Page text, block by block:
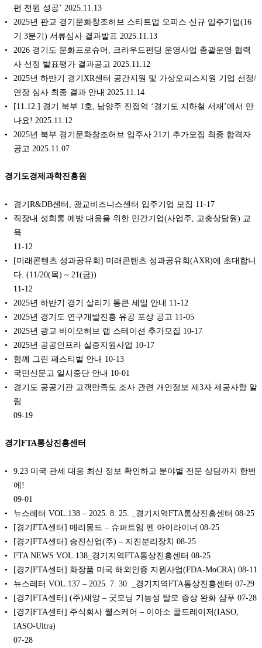
편 전원 성공’ 2025.11.13
2025년 판교 경기문화창조허브 스타트업 오피스 신규 입주기업(16
기 3분기) 서류심사 결과발표 2025.11.13
2026 경기도 문화프로슈머, 크라우드펀딩 운영사업 총괄운영 협력
사 선정 발표평가 결과공고 2025.11.12
2025년 하반기 경기XR센터 공간지원 및 가상오피스지원 기업 선정/
연장 심사 최종 결과 안내 2025.11.14
[11.12.] 경기 북부 1호, 남양주 진접역 ‘경기도 지하철 서재’에서 만
나요! 2025.11.12
2025년 북부 경기문화창조허브 입주사 21기 추가모집 최종 합격자
공고 2025.11.07
경기도경제과학진흥원
경기R&DB센터, 광교비즈니스센터 입주기업 모집 11-17
직장내 성희롱 예방 대응을 위한 민간기업(사업주, 고충상담원) 교
육
11-12
[미래콘텐츠 성과공유회] 미래콘텐츠 성과공유회(AXR)에 초대합니
다. (11/20(목) ~ 21(금))
11-12
2025년 하반기 경기 살리기 통큰 세일 안내 11-12
2025년 경기도 연구개발진흥 유공 포상 공고 11-05
2025년 광교 바이오허브 랩 스테이션 추가모집 10-17
2025년 공공인프라 실증지원사업 10-17
함께 그린 페스티벌 안내 10-13
국민신문고 일시중단 안내 10-01
경기도 공공기관 고객만족도 조사 관련 개인정보 제3자 제공사항 알
림
09-19
경기FTA통상진흥센터
9.23 미국 관세 대응 최신 정보 확인하고 분야별 전문 상담까지 한번
에!
09-01
뉴스레터 VOL.138 – 2025. 8. 25. _경기지역FTA통상진흥센터 08-25
[경기FTA센터] 메리몽드 – 슈퍼트임 펜 아이라이너 08-25
[경기FTA센터] 승진산업(주) – 지진분리장치 08-25
FTA NEWS VOL.138_경기지역FTA통상진흥센터 08-25
[경기FTA센터] 화장품 미국 해외인증 지원사업(FDA-MoCRA) 08-11
뉴스레터 VOL.137 – 2025. 7. 30. _경기지역FTA통상진흥센터 07-29
[경기FTA센터] (주)새앙 – 굿모닝 기능성 탈모 증상 완화 샴푸 07-28
[경기FTA센터] 주식회사 웰스케어 – 이아소 콜드레이저(IASO,
IASO-Ultra)
07-28